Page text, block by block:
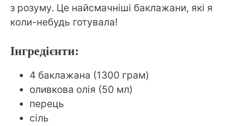
з розуму. Це найсмачніші баклажани, які я
коли-небудь готувала!
Інгредієнти:
4 баклажана (1300 грам)
оливкова олія (50 мл)
перець
сіль